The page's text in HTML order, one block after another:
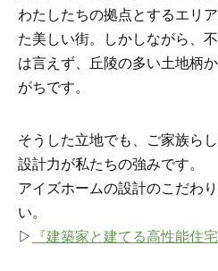
わたしたちの拠点とするエリ
た美しい街。しかしながら、
は言えず、丘陵の多い土地柄
がちです。
そうした立地でも、ご家族ら
設計力が私たちの強みです。
アイズホームの設計のこだわ
い。
▷
『建築家と建てる高性能住宅